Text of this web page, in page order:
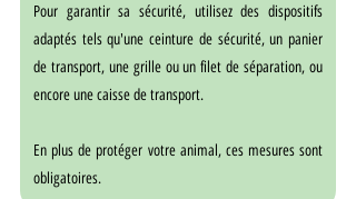
Pour garantir sa sécurité, utilisez des dispositifs
adaptés tels qu'une ceinture de sécurité, un panier
de transport, une grille ou un filet de séparation, ou
encore une caisse de transport.
En plus de protéger votre animal, ces mesures sont
obligatoires.